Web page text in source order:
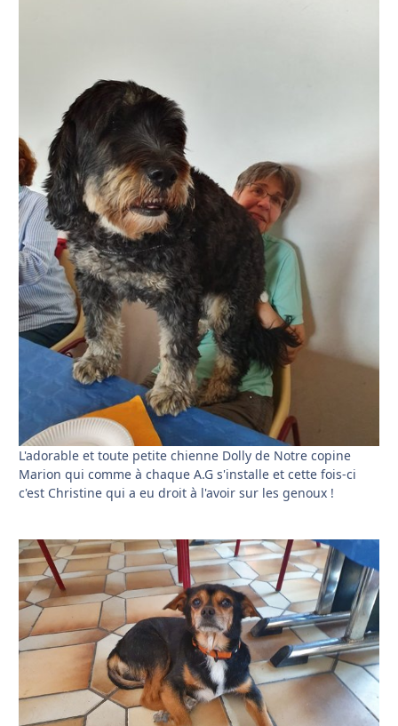
L'adorable et toute petite chienne Dolly de Notre copine
Marion qui comme à chaque A.G s'installe et cette fois-ci
c'est Christine qui a eu droit à l'avoir sur les genoux !